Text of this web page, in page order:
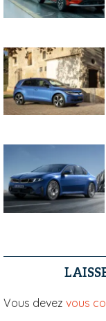
Vous devez vous